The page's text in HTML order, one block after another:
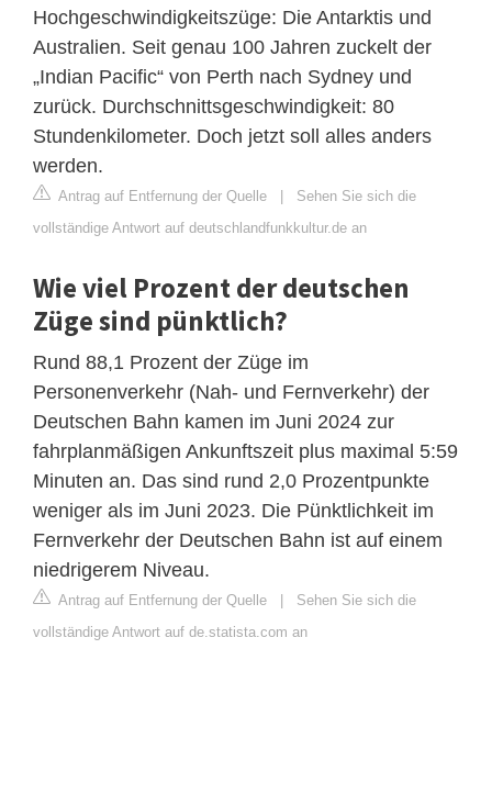
Hochgeschwindigkeitszüge: Die Antarktis und
Australien. Seit genau 100 Jahren zuckelt der
„Indian Pacific“ von Perth nach Sydney und
zurück. Durchschnittsgeschwindigkeit: 80
Stundenkilometer. Doch jetzt soll alles anders
werden.
Antrag auf Entfernung der Quelle | Sehen Sie sich die
vollständige Antwort auf deutschlandfunkkultur.de an
Wie viel Prozent der deutschen
Züge sind pünktlich?
Rund 88,1 Prozent der Züge im
Personenverkehr (Nah- und Fernverkehr) der
Deutschen Bahn kamen im Juni 2024 zur
fahrplanmäßigen Ankunftszeit plus maximal 5:59
Minuten an. Das sind rund 2,0 Prozentpunkte
weniger als im Juni 2023. Die Pünktlichkeit im
Fernverkehr der Deutschen Bahn ist auf einem
niedrigerem Niveau.
Antrag auf Entfernung der Quelle | Sehen Sie sich die
vollständige Antwort auf de.statista.com an